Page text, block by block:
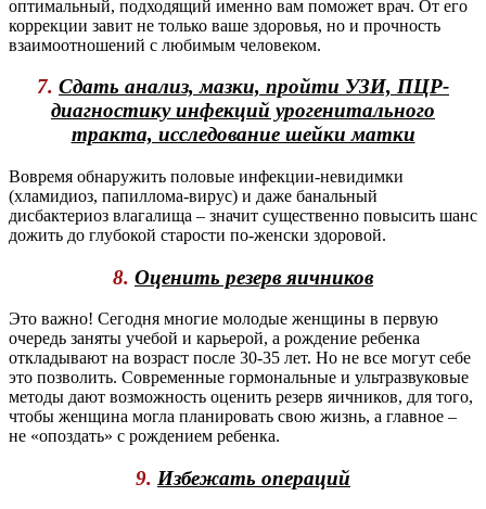
оптимальный, подходящий именно вам поможет врач. От его
коррекции завит не только ваше здоровья, но и прочность
взаимоотношений с любимым человеком.
7. Сдать анализ, мазки, пройти УЗИ, ПЦР-
диагностику инфекций урогенитального
тракта, исследование шейки матки
Вовремя обнаружить половые инфекции-невидимки
(хламидиоз, папиллома-вирус) и даже банальный
дисбактериоз влагалища – значит существенно повысить шанс
дожить до глубокой старости по-женски здоровой.
8. Оценить резерв яичников
Это важно! Сегодня многие молодые женщины в первую
очередь заняты учебой и карьерой, а рождение ребенка
откладывают на возраст после 30-35 лет. Но не все могут себе
это позволить. Современные гормональные и ультразвуковые
методы дают возможность оценить резерв яичников, для того,
чтобы женщина могла планировать свою жизнь, а главное –
не «опоздать» с рождением ребенка.
9. Избежать операций